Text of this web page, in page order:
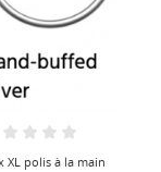
Anneaux M